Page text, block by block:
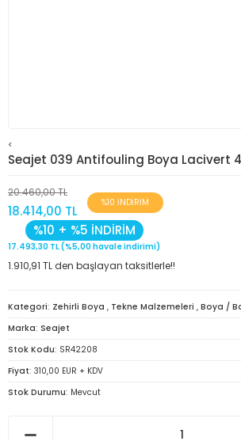
<
Seajet 039 Antifouling Boya Lacivert
20.460,00 TL
18.414,00 TL
%10 İNDİRİM
%10 + %5 İNDİRİM
17.493,30 TL (%5,00 havale indirimi)
1.910,91 TL den başlayan taksitlerle!!
Kategori Zehirli Boya , Tekne Malzemeleri , Boya /
Marka Seajet
Stok Kodu SR42208
Fiyat 310,00 EUR + KDV
Stok Durumu Mevcut